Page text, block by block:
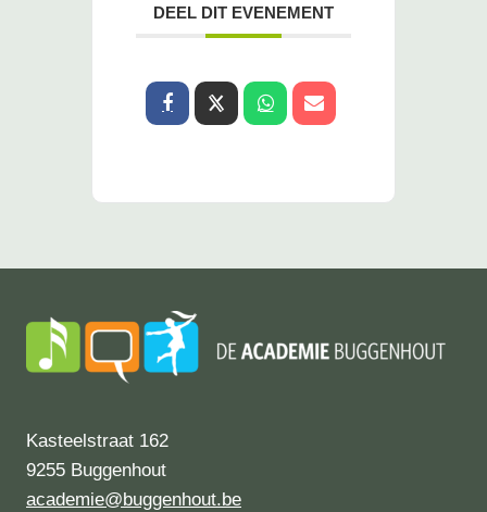
DEEL DIT EVENEMENT
Kasteelstraat 162
9255 Buggenhout
academie@buggenhout.be